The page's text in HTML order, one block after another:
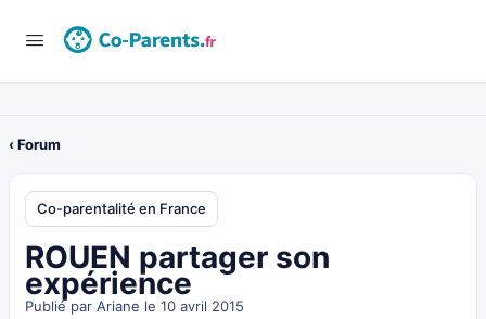
‹ Forum
Co-parentalité en France
ROUEN partager son
expérience
Publié par Ariane le 10 avril 2015